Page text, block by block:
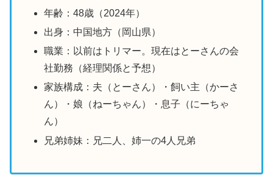
年齢：48歳（2024年）
出身：中国地方（岡山県）
職業：以前はトリマー。現在はとーさんの会
社勤務（経理関係と予想）
家族構成：夫（とーさん）・飼い主（かーさ
ん）・娘（ねーちゃん）・息子（にーちゃ
ん）
兄弟姉妹：兄二人、姉一の4人兄弟